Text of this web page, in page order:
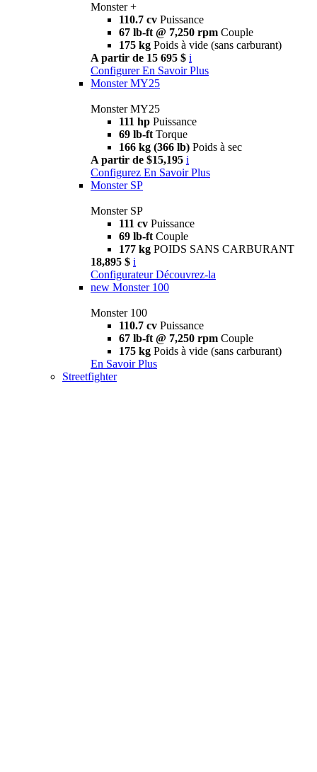
Monster +
110.7 cv Puissance
67 lb-ft @ 7,250 rpm Couple
175 kg Poids à vide (sans carburant)
A partir de 15 695 $ i
Configurer En Savoir Plus
Monster MY25
Monster MY25
111 hp Puissance
69 lb-ft Torque
166 kg (366 lb) Poids à sec
A partir de $15,195 i
Configurez En Savoir Plus
Monster SP
Monster SP
111 cv Puissance
69 lb-ft Couple
177 kg POIDS SANS CARBURANT
18,895 $ i
Configurateur Découvrez-la
new Monster 100
Monster 100
110.7 cv Puissance
67 lb-ft @ 7,250 rpm Couple
175 kg Poids à vide (sans carburant)
En Savoir Plus
Streetfighter